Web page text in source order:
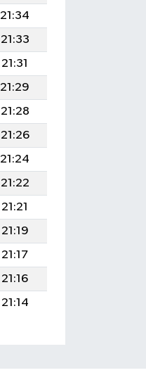
21:34
21:33
21:31
21:29
21:28
21:26
21:24
21:22
21:21
21:19
21:17
21:16
21:14